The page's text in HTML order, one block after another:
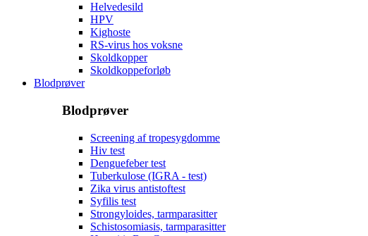
Helvedesild
HPV
Kighoste
RS-virus hos voksne
Skoldkopper
Skoldkoppeforløb
Blodprøver
Blodprøver
Screening af tropesygdomme
Hiv test
Denguefeber test
Tuberkulose (IGRA - test)
Zika virus antistoftest
Syfilis test
Strongyloides, tarmparasitter
Schistosomiasis, tarmparasitter